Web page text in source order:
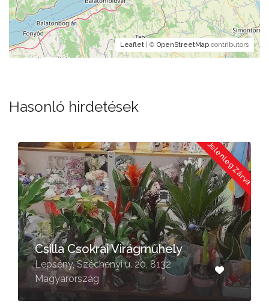
Leaflet | © OpenStreetMap contributors
Hasonló hirdetések
Jelenleg Zárva
Csilla Csokrai Virágműhely
Lepsény, Széchenyi u. 20, 8132
Magyarország